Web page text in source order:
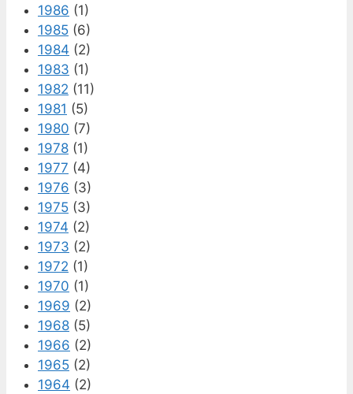
1986 (1)
1985 (6)
1984 (2)
1983 (1)
1982 (11)
1981 (5)
1980 (7)
1978 (1)
1977 (4)
1976 (3)
1975 (3)
1974 (2)
1973 (2)
1972 (1)
1970 (1)
1969 (2)
1968 (5)
1966 (2)
1965 (2)
1964 (2)